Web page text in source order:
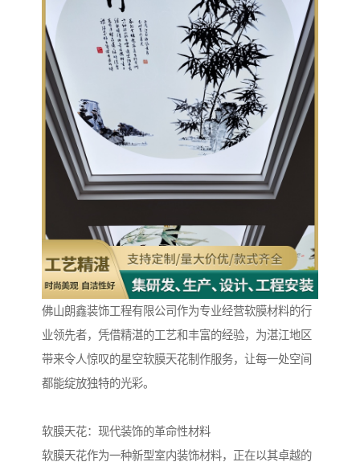
佛山朗鑫装饰工程有限公司作为专业经营软膜材料的行
业领先者，凭借精湛的工艺和丰富的经验，为湛江地区
带来令人惊叹的星空软膜天花制作服务，让每一处空间
都能绽放独特的光彩。
软膜天花：现代装饰的革命性材料
软膜天花作为一种新型室内装饰材料，正在以其卓越的